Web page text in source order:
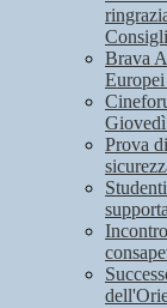
Brava
Prova